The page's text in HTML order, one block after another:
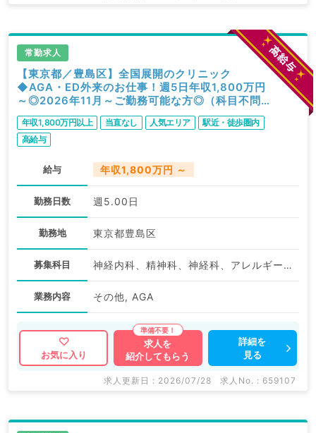
常勤求人
【東京都／豊島区】全国展開のクリニック
◆AGA・ED外来のお仕事！週5日年収1,800万円
～◎2026年11月～ご勤務可能な方◎（科目不問
／常勤）
年収1,800万円以上 当直なし 人気エリア
駅近・徒歩圏内
高給与
給与 年収1,800万円 ～
勤務日数 週5.00日
勤務地 東京都豊島区
募集科目 神経内科、精神科、神経科、アレルギー科、リウマチ科、小児科、整形外科、形成外科、美容外科、脳神経外科、呼吸器外科、心臓血管外科、小児外科、皮膚科、泌尿器科、産婦人科、産科、婦人科、眼科、耳鼻咽喉科、気管食道科、放射線科、リハビリテーション科、麻酔科、ペインクリニック、人工透析科、緩和ケア科、一般内科、循環器内科、呼吸器内科、消化器内科、内分泌・代謝内科、腎臓内科、老年内科、血液内科、外科系全般、一般外科、消化器外科、乳腺外科、総合診療科、美容皮膚科、健診・人間ドック、救急科・ＩＣＵ、病理科、基礎医学系、膠原病科、スポーツ整形外科、大腸・肛門外科、産業医、脊髄・脊椎外科、科目不問
業務内容 その他, AGA
お気に入り
求人を
紹介してもらう
詳細を
見る
求人更新日 : 2026/07/28 求人No. : 659107